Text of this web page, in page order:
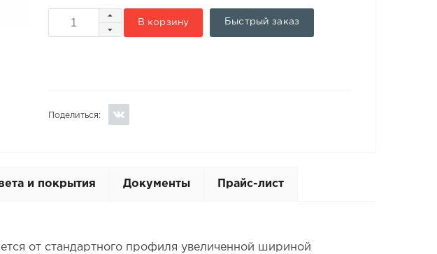
В корзину Быстрый заказ
Поделиться:
и покрытия Документы Прайс-лист
от стандартного профиля увеличенной шириной